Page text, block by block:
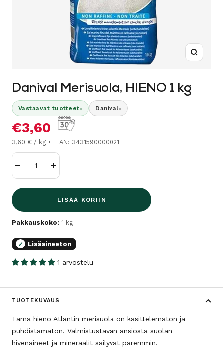
Danival Merisuola, HIENO 1 kg
Vastaavat tuotteet› Danival›
Alennushinta
€3,60
3,60 € / kg EAN: 3431590000021
Lisää
LISÄÄ KORIIN
Pakkauskoko: 1 kg
✓ Lisäaineeton
1 arvostelu
TUOTEKUVAUS
Tämä hieno Atlantin merisuola on käsittelemätön ja
puhdistamaton. Valmistustavan ansiosta suolan
hivenaineet ja mineraalit säilyvät paremmin.